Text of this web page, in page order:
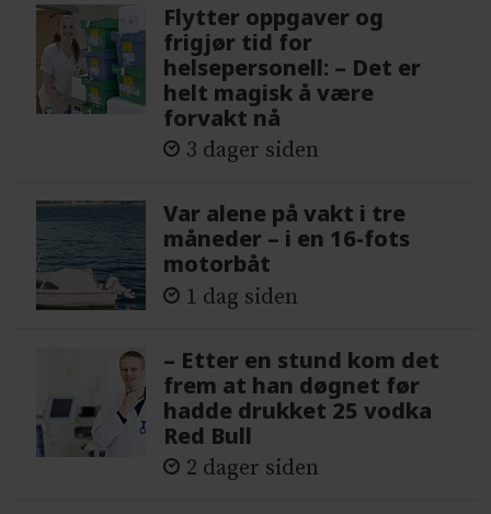
Flytter oppgaver og
frigjør tid for
helsepersonell: – Det er
helt magisk å være
forvakt nå
3 dager siden
Var alene på vakt i tre
måneder – i en 16-fots
motorbåt
1 dag siden
– Etter en stund kom det
frem at han døgnet før
hadde drukket 25 vodka
Red Bull
2 dager siden